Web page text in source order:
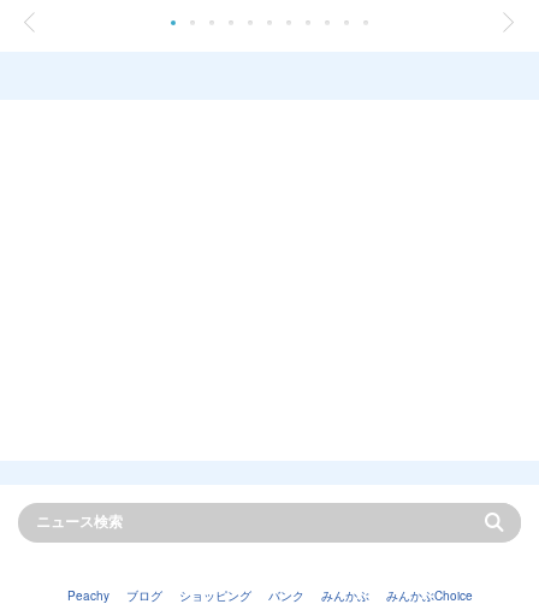
Peachy ブログ ショッピング バンク みんかぶ みんかぶChoice